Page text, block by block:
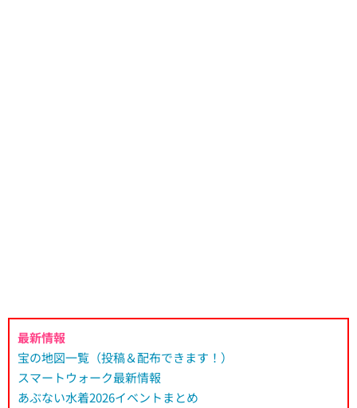
最新情報
宝の地図一覧（投稿＆配布できます！）
スマートウォーク最新情報
あぶない水着2026イベントまとめ